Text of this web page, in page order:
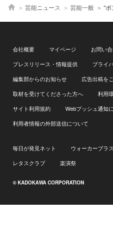
芸能ニュース 芸能一般 “ボン
会社概要 マイページ
お問い
プレスリリース・情報提供
プライ
編集部からのお知らせ
広告出稿を
取材を受けてくださった方へ
利用
サイト利用規約
Webプッシュ通知
利用者情報の外部送信について
毎日が発見ネット ウォーカープラス
レタスクラブ
楽演祭
© KADOKAWA CORPORATION